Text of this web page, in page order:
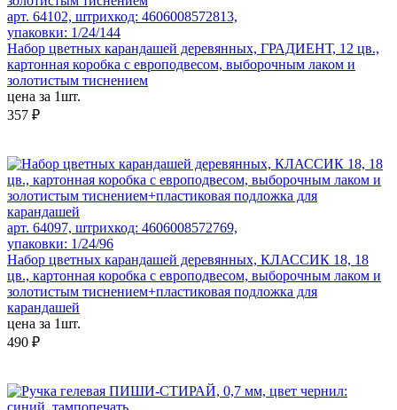
арт. 64102, штрихкод: 4606008572813,
упаковки: 1/24/144
Набор цветных карандашей деревянных, ГРАДИЕНТ, 12 цв.,
картонная коробка с европодвесом, выборочным лаком и
золотистым тиснением
цена за 1шт.
357 ₽
арт. 64097, штрихкод: 4606008572769,
упаковки: 1/24/96
Набор цветных карандашей деревянных, КЛАССИК 18, 18
цв., картонная коробка с европодвесом, выборочным лаком и
золотистым тиснением+пластиковая подложка для
карандашей
цена за 1шт.
490 ₽